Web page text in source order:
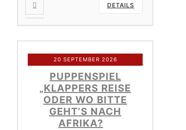
DETAILS
20 SEPTEMBER 2026
PUPPENSPIEL
„KLAPPERS REISE
ODER WO BITTE
GEHT’S NACH
AFRIKA?